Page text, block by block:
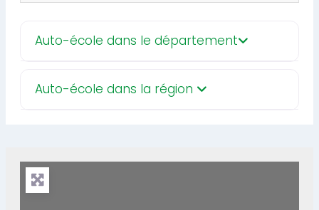
Auto-école dans le département
Auto-école dans la région